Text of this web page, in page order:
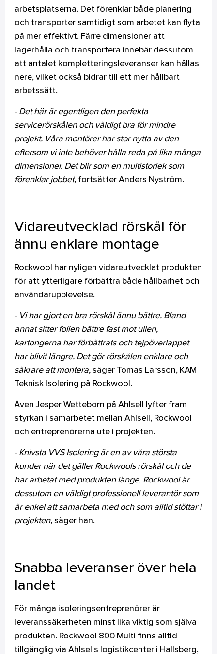
arbetsplatserna. Det förenklar både planering
och transporter samtidigt som arbetet kan flyta
på mer effektivt. Färre dimensioner att
lagerhålla och transportera innebär dessutom
att antalet kompletteringsleveranser kan hållas
nere, vilket också bidrar till ett mer hållbart
arbetssätt.
- Det här är egentligen den perfekta
servicerörskålen och väldigt bra för mindre
projekt. Våra montörer har stor nytta av den
eftersom vi inte behöver hålla reda på lika många
dimensioner. Det blir som en multistorlek som
förenklar jobbet, fortsätter Anders Nyström.
Vidareutvecklad rörskål för
ännu enklare montage
Rockwool har nyligen vidareutvecklat produkten
för att ytterligare förbättra både hållbarhet och
användarupplevelse.
- Vi har gjort en bra rörskål ännu bättre. Bland
annat sitter folien bättre fast mot ullen,
kartongerna har förbättrats och tejpöverlappet
har blivit längre. Det gör rörskålen enklare och
säkrare att montera, säger Tomas Larsson, KAM
Teknisk Isolering på Rockwool.
Även Jesper Wetteborn på Ahlsell lyfter fram
styrkan i samarbetet mellan Ahlsell, Rockwool
och entreprenörerna ute i projekten.
- Knivsta VVS Isolering är en av våra största
kunder när det gäller Rockwools rörskål och de
har arbetat med produkten länge. Rockwool är
dessutom en väldigt professionell leverantör som
är enkel att samarbeta med och som alltid stöttar i
projekten, säger han.
Snabba leveranser över hela
landet
För många isoleringsentreprenörer är
leveranssäkerheten minst lika viktig som själva
produkten. Rockwool 800 Multi finns alltid
tillgänglig via Ahlsells logistikcenter i Hallsberg,